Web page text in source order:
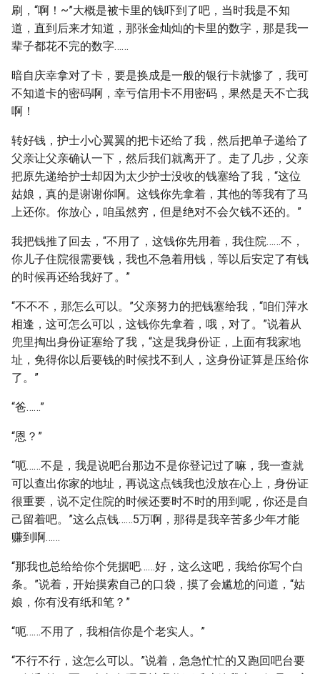
刷，“啊！~”大概是被卡里的钱吓到了吧，当时我是不知
道，直到后来才知道，那张金灿灿的卡里的数字，那是我一
辈子都花不完的数字……
暗自庆幸拿对了卡，要是换成是一般的银行卡就惨了，我可
不知道卡的密码啊，幸亏信用卡不用密码，果然是天不亡我
啊！
转好钱，护士小心翼翼的把卡还给了我，然后把单子递给了
父亲让父亲确认一下，然后我们就离开了。走了几步，父亲
把原先递给护士却因为太少护士没收的钱塞给了我，“这位
姑娘，真的是谢谢你啊。这钱你先拿着，其他的等我有了马
上还你。你放心，咱虽然穷，但是绝对不会欠钱不还的。”
我把钱推了回去，“不用了，这钱你先用着，我住院……不，
你儿子住院很需要钱，我也不急着用钱，等以后安定了有钱
的时候再还给我好了。”
“不不不，那怎么可以。”父亲努力的把钱塞给我，“咱们萍水
相逢，这可怎么可以，这钱你先拿着，哦，对了。”说着从
兜里掏出身份证塞给了我，“这是我身份证，上面有我家地
址，免得你以后要钱的时候找不到人，这身份证算是压给你
了。”
“爸……”
“恩？”
“呃……不是，我是说吧台那边不是你登记过了嘛，我一查就
可以查出你家的地址，再说这点钱我也没放在心上，身份证
很重要，说不定住院的时候还要时不时的用到呢，你还是自
己留着吧。”这么点钱……5万啊，那得是我辛苦多少年才能
赚到啊……
“那我也总给给你个凭据吧……好，这么这吧，我给你写个白
条。”说着，开始摸索自己的口袋，摸了会尴尬的问道，“姑
娘，你有没有纸和笔？”
“呃……不用了，我相信你是个老实人。”
“不行不行，这怎么可以。”说着，急急忙忙的又跑回吧台要